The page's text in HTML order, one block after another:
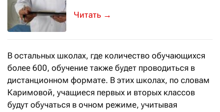
Главный санитарный врач южной
→
В остальных школах, где количество обучающихся
более 600, обучение также будет проводиться в
дистанционном формате. В этих школах, по словам
Каримовой, учащиеся первых и вторых классов
будут обучаться в очном режиме, учитывая